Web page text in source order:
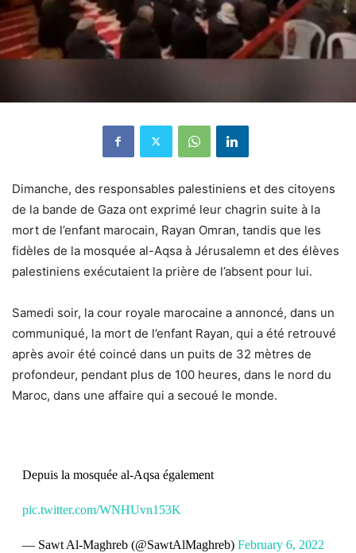
Dimanche, des responsables palestiniens et des citoyens
de la bande de Gaza ont exprimé leur chagrin suite à la
mort de l’enfant marocain, Rayan Omran, tandis que les
fidèles de la mosquée al-Aqsa à Jérusalemn et des élèves
palestiniens exécutaient la prière de l’absent pour lui.
Samedi soir, la cour royale marocaine a annoncé, dans un
communiqué, la mort de l’enfant Rayan, qui a été retrouvé
après avoir été coincé dans un puits de 32 mètres de
profondeur, pendant plus de 100 heures, dans le nord du
Maroc, dans une affaire qui a secoué le monde.
Depuis la mosquée al-Aqsa également
pic.twitter.com/WNHUvn153K
— Sawt Al-Maghreb (@SawtAlMaghreb) February 6, 2022